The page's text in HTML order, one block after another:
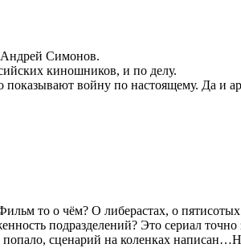
Андрей Симонов.
киношников, и по делу.
войну по настоящему. Да и
то о чём? О либерастах, о
подразделений? Это сериал
сценарий на коленках